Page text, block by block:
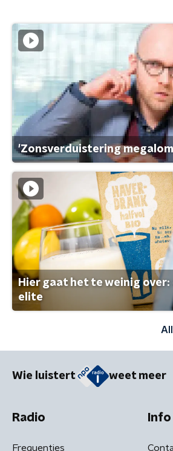
'Zonsverduistering
Hier gaat het te weinig
elite
Wie luistert weet meer
Radio
Frequenties
Info